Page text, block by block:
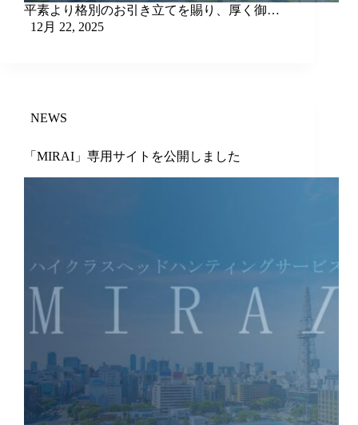
平素より格別のお引き立てを賜り、厚く御…
12月 22, 2025
NEWS
「MIRAI」専用サイトを公開しました